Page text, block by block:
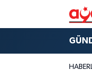
Nöbetçi
Hava Durumu